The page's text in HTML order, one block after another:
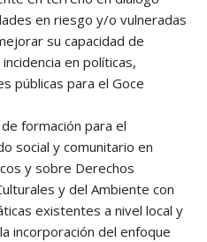
en riesgo y/o vulneradas
su capacidad de
en políticas,
públicas para el Goce
formación para el
social y comunitario en
y sobre Derechos
y del Ambiente con
existentes a nivel local y
incorporación del enfoque